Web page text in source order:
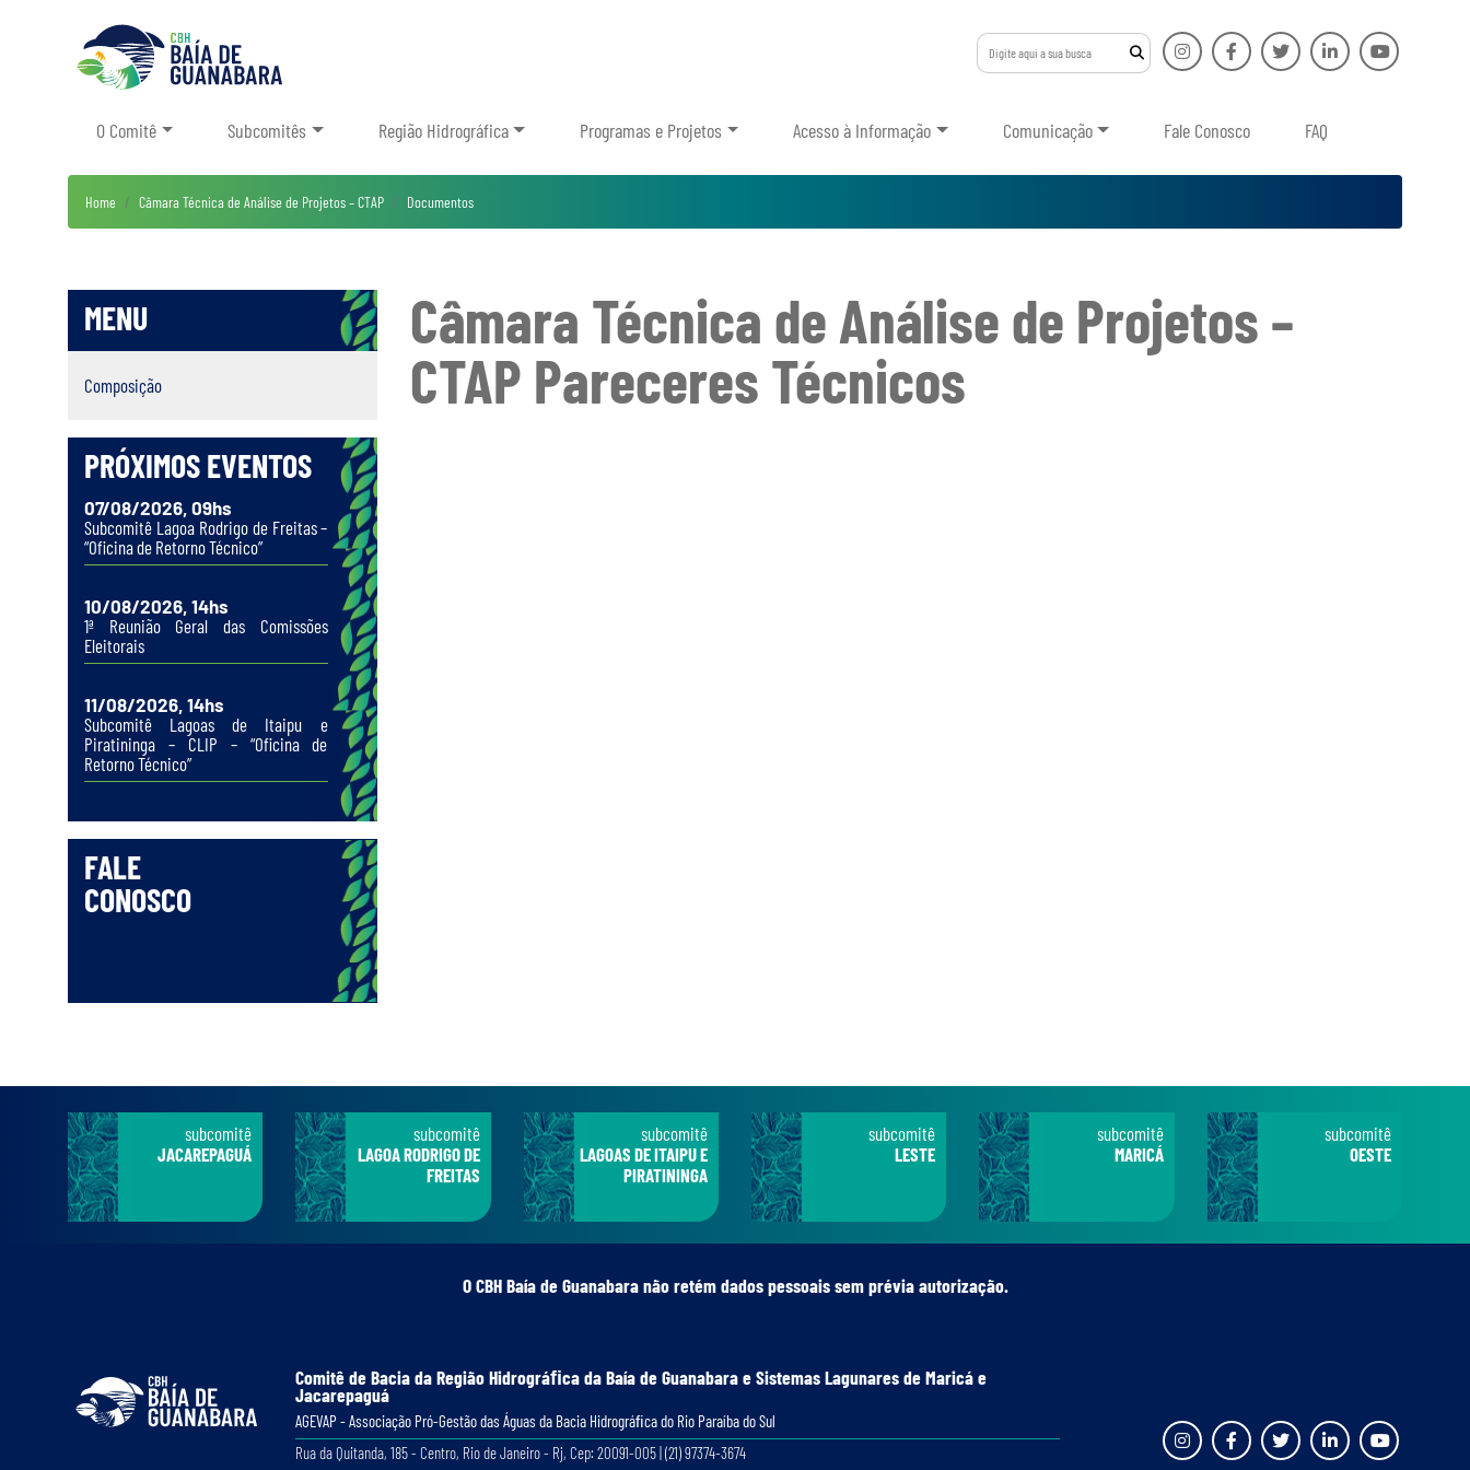
O Comitê Subcomitês Região Hidrográfica Programas e Projetos Acesso à Informação Comunicação Fale Conosco FAQ
Home Câmara Técnica de Análise de Projetos – CTAP Documentos
MENU
Composição
PRÓXIMOS EVENTOS
07/08/2026, 09hs
Subcomitê Lagoa Rodrigo de Freitas –
“Oficina de Retorno Técnico”
10/08/2026, 14hs
1ª Reunião Geral das Comissões
Eleitorais
11/08/2026, 14hs
Subcomitê Lagoas de Itaipu e
Piratininga – CLIP – “Oficina de
Retorno Técnico”
FALE
CONOSCO
Câmara Técnica de Análise de Projetos –
CTAP Pareceres Técnicos
subcomitê
JACAREPAGUÁ
subcomitê
LAGOA RODRIGO DE
FREITAS
subcomitê
LAGOAS DE ITAIPU E
PIRATININGA
subcomitê
LESTE
subcomitê
MARICÁ
subcomitê
OESTE
O CBH Baía de Guanabara não retém dados pessoais sem prévia autorização.
Comitê de Bacia da Região Hidrográﬁca da Baía de Guanabara e Sistemas Lagunares de Maricá e
Jacarepaguá
AGEVAP - Associação Pró-Gestão das Águas da Bacia Hidrográﬁca do Rio Paraíba do Sul
Rua da Quitanda, 185 - Centro, Rio de Janeiro - Rj, Cep: 20091-005 | (21) 97374-3674